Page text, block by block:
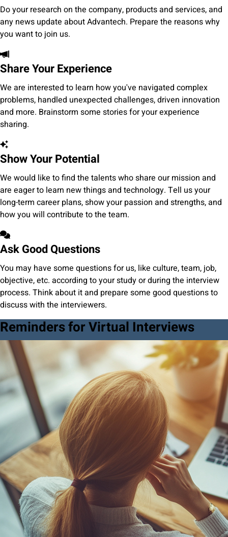
Do your research on the company, products and services, and
any news update about Advantech. Prepare the reasons why
you want to join us.
Share Your Experience
We are interested to learn how you've navigated complex
problems, handled unexpected challenges, driven innovation
and more. Brainstorm some stories for your experience
sharing.
Show Your Potential
We would like to find the talents who share our mission and
are eager to learn new things and technology. Tell us your
long-term career plans, show your passion and strengths, and
how you will contribute to the team.
Ask Good Questions
You may have some questions for us, like culture, team, job,
objective, etc. according to your study or during the interview
process. Think about it and prepare some good questions to
discuss with the interviewers.
Reminders for Virtual Interviews